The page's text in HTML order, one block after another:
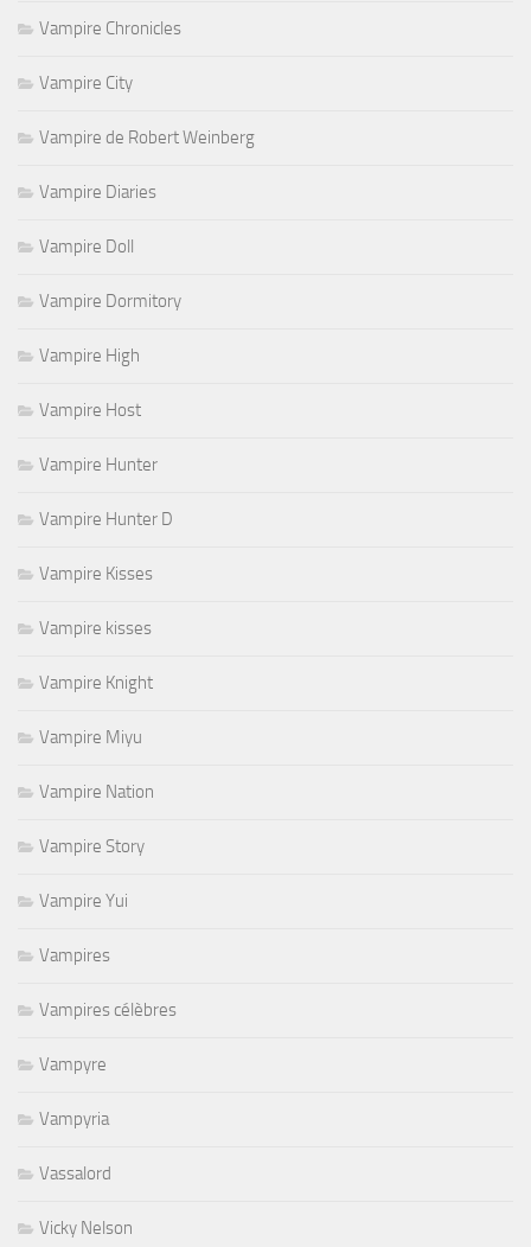
Vampire Chronicles
Vampire City
Vampire de Robert Weinberg
Vampire Diaries
Vampire Doll
Vampire Dormitory
Vampire High
Vampire Host
Vampire Hunter
Vampire Hunter D
Vampire Kisses
Vampire kisses
Vampire Knight
Vampire Miyu
Vampire Nation
Vampire Story
Vampire Yui
Vampires
Vampires célèbres
Vampyre
Vampyria
Vassalord
Vicky Nelson